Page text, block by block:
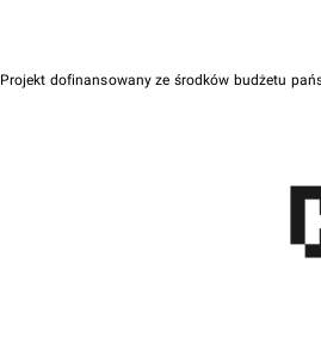
Projekt dofinansowany ze środków budżetu